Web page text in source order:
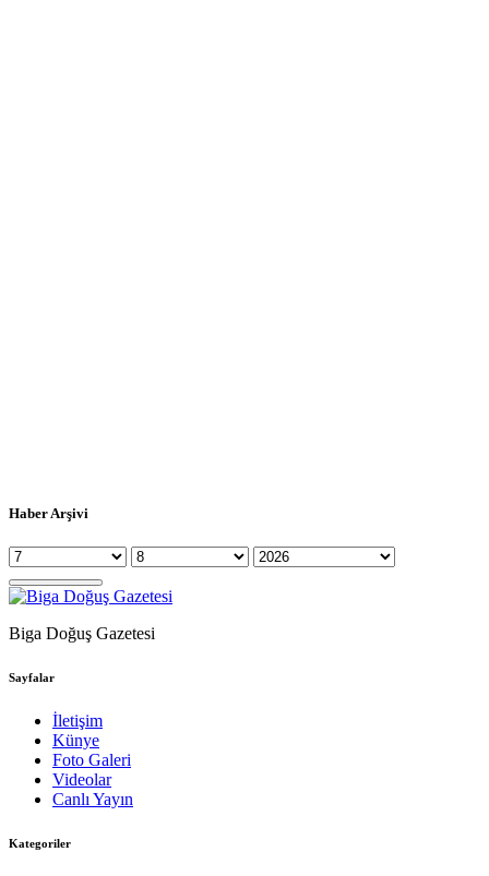
Haber Arşivi
Biga Doğuş Gazetesi
Sayfalar
İletişim
Künye
Foto Galeri
Videolar
Canlı Yayın
Kategoriler